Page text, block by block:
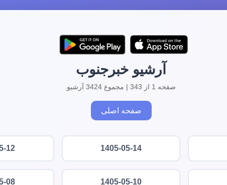
آرشیو خبرجنوب
صفحه 1 از 343 | مجموع 3424 آرشیو
صفحه اصلی
1405-05-14
12
1405-05-10
08